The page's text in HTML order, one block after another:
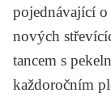
pojednávající o
nových
tancem s
každoročním